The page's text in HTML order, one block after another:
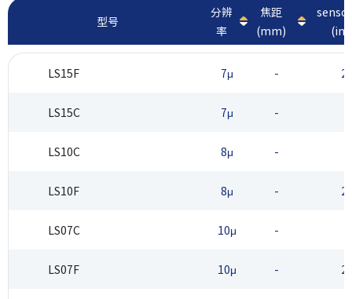
型号
分辨
率
焦距
(mm)
LS15F 7μ -
LS15C 7μ -
LS10C 8μ -
LS10F 8μ -
LS07C 10μ -
LS07F 10μ -